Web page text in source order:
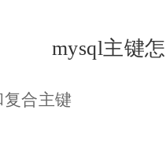
mysql主键
合主键